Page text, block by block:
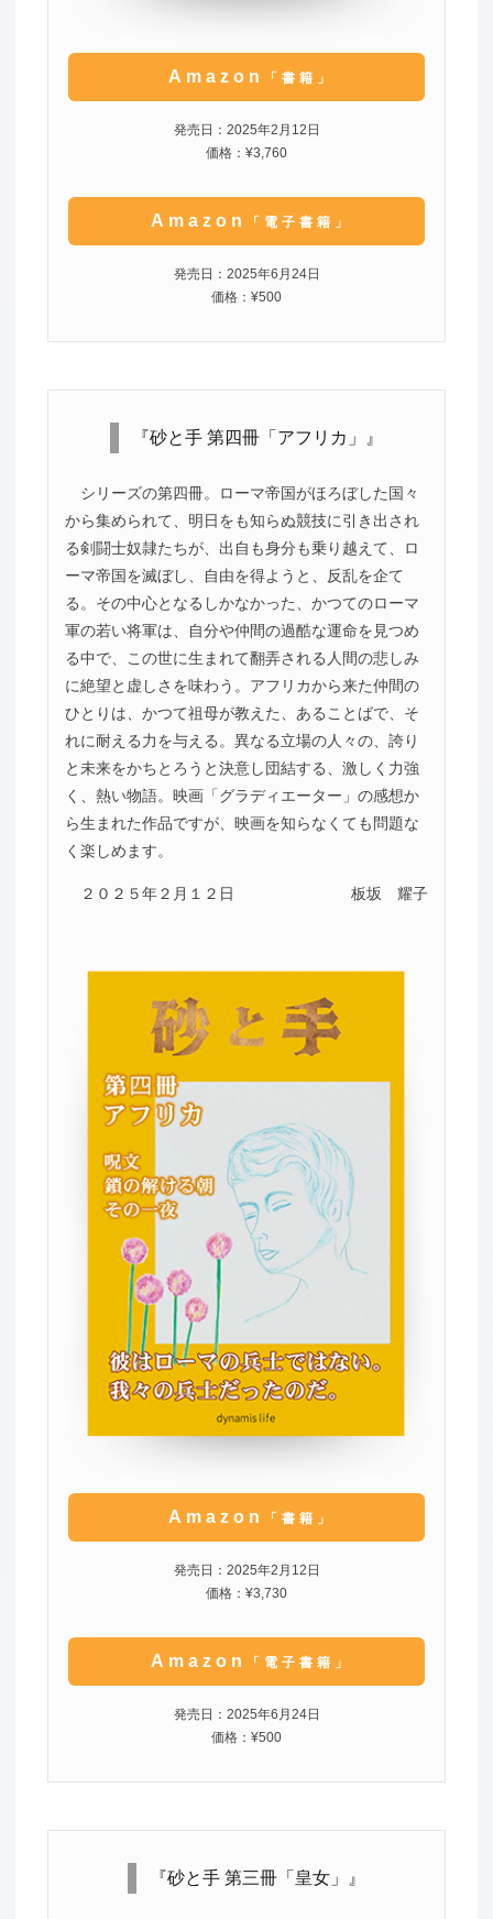
Amazon 「書籍」
発売日：2025年2月12日
価格：¥3,760
Amazon 「電子書籍」
発売日：2025年6月24日
価格：¥500
『砂と手 第四冊「アフリカ」』
シリーズの第四冊。ローマ帝国がほろぼした国々
から集められて、明日をも知らぬ競技に引き出され
る剣闘士奴隷たちが、出自も身分も乗り越えて、ロ
ーマ帝国を滅ぼし、自由を得ようと、反乱を企て
る。その中心となるしかなかった、かつてのローマ
軍の若い将軍は、自分や仲間の過酷な運命を見つめ
る中で、この世に生まれて翻弄される人間の悲しみ
に絶望と虚しさを味わう。アフリカから来た仲間の
ひとりは、かつて祖母が教えた、あることばで、そ
れに耐える力を与える。異なる立場の人々の、誇り
と未来をかちとろうと決意し団結する、激しく力強
く、熱い物語。映画「グラディエーター」の感想か
ら生まれた作品ですが、映画を知らなくても問題な
く楽しめます。
２０２５年２月１２日 板坂 耀子
Amazon 「書籍」
発売日：2025年2月12日
価格：¥3,730
Amazon 「電子書籍」
発売日：2025年6月24日
価格：¥500
『砂と手 第三冊「皇女」』